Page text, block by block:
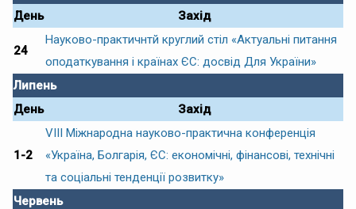
День
Захід
24
Науково-практичнтй круглий стіл «Актуальні питання
оподаткування і країнах ЄС: досвід Для України»
Липень
День
Захід
1-2
VІІІ Міжнародна науково-практична конференція
«Україна, Болгарія, ЄС: економічні, фінансові, технічні
та соціальні тенденції розвитку»
Червень